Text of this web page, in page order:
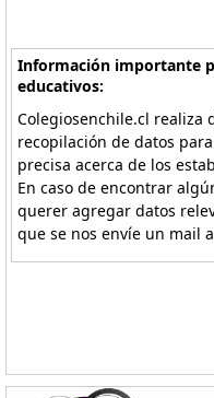
Información importante
educativos:
Colegiosenchile.cl
recopilación de datos
precisa acerca de los
En caso de encontrar
querer agregar datos
que se nos envíe un mail